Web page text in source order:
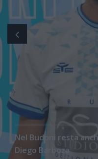
Nel Budoni resta
Diego Barboza